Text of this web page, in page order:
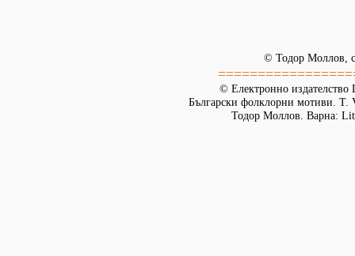
© Тодор Моллов,
© Електронно издателство
Български фолклорни мотиви.
Тодор Моллов. Варна: